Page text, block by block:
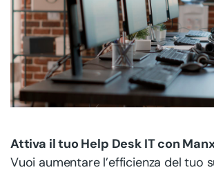
Attiva il tuo Help Desk IT con
Vuoi aumentare l’efficienza del tuo